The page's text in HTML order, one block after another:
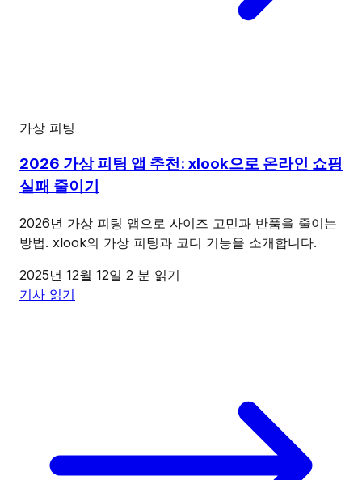
가상 피팅
2026 가상 피팅 앱 추천: xlook으로 온라인 쇼핑
실패 줄이기
2026년 가상 피팅 앱으로 사이즈 고민과 반품을 줄이는
방법. xlook의 가상 피팅과 코디 기능을 소개합니다.
2025년 12월 12일 2 분 읽기
기사 읽기